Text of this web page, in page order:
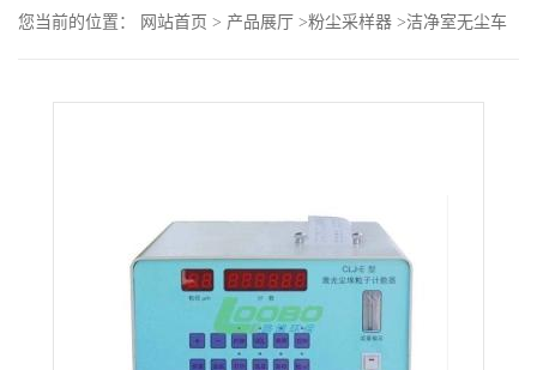
公
您当前的位置： 网站首页 > 产品展厅 >粉尘采样器 >洁净室无尘车